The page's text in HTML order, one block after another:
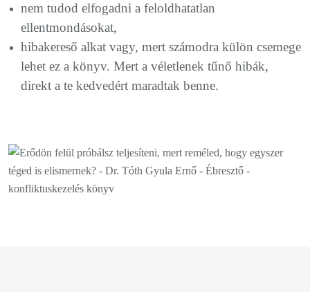
nem tudod elfogadni a feloldhatatlan
ellentmondásokat,
hibakereső alkat vagy, mert számodra külön csemege
lehet ez a könyv. Mert a véletlenek tűnő hibák,
direkt a te kedvedért maradtak benne.